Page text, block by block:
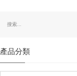
產品分類